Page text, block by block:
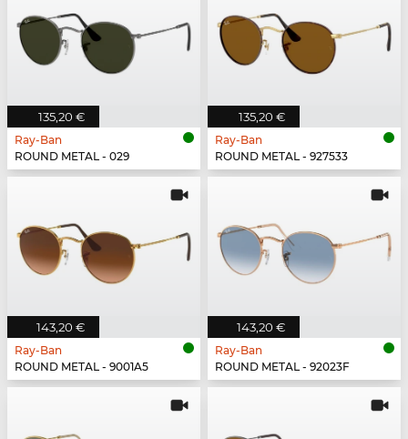
135,20 €
Ray-Ban
ROUND METAL - 029
135,20 €
Ray-Ban
ROUND METAL - 927533
143,20 €
Ray-Ban
ROUND METAL - 9001A5
143,20 €
Ray-Ban
ROUND METAL - 92023F